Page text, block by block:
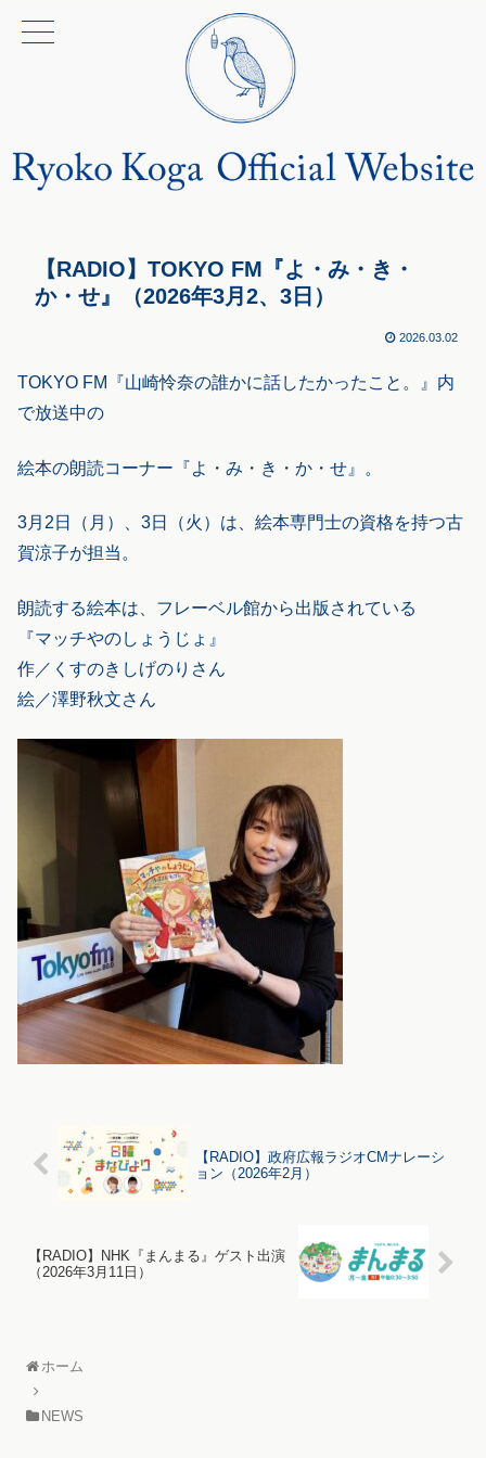
【RADIO】TOKYO FM『よ・み・き・
か・せ』（2026年3月2、3日）
2026.03.02
TOKYO FM『山崎怜奈の誰かに話したかったこと。』内
で放送中の
絵本の朗読コーナー『よ・み・き・か・せ』。
3月2日（月）、3日（火）は、絵本専門士の資格を持つ古
賀涼子が担当。
朗読する絵本は、フレーベル館から出版されている
『マッチやのしょうじょ』
作／くすのきしげのりさん
絵／澤野秋文さん
【RADIO】政府広報ラジオCMナレーシ
ョン（2026年2月）
【RADIO】NHK『まんまる』ゲスト出演
（2026年3月11日）
ホーム
NEWS